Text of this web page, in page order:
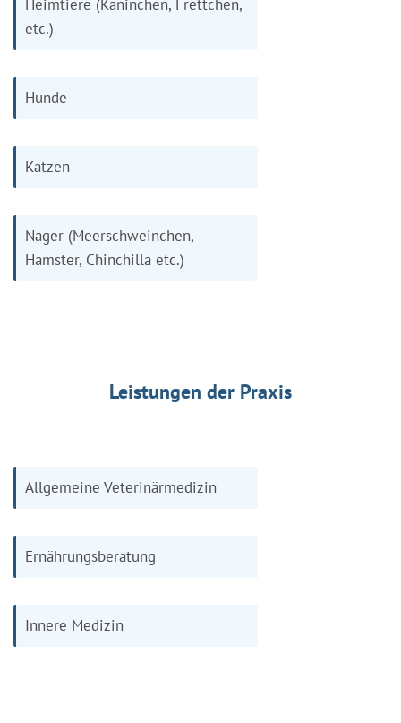
Heimtiere (Kaninchen, Frettchen,
etc.)
Hunde
Katzen
Nager (Meerschweinchen,
Hamster, Chinchilla etc.)
Leistungen der Praxis
Allgemeine Veterinärmedizin
Ernährungsberatung
Innere Medizin